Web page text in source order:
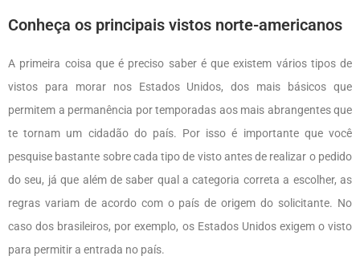
Conheça os principais vistos norte-americanos
A primeira coisa que é preciso saber é que existem vários tipos de
vistos para morar nos Estados Unidos, dos mais básicos que
permitem a permanência por temporadas aos mais abrangentes que
te tornam um cidadão do país. Por isso é importante que você
pesquise bastante sobre cada tipo de visto antes de realizar o pedido
do seu, já que além de saber qual a categoria correta a escolher, as
regras variam de acordo com o país de origem do solicitante. No
caso dos brasileiros, por exemplo, os Estados Unidos exigem o visto
para permitir a entrada no país.